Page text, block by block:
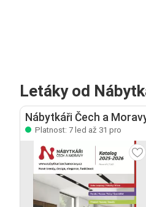
Letáky od
Nábytkáři Čech a
Platnost: 7 led až 31 pro